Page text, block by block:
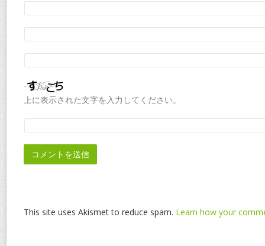
上に表示された文字を入力してください。
This site uses Akismet to reduce spam. Learn how your